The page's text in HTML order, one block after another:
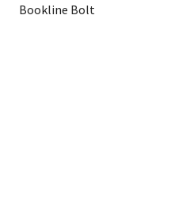
Bookline Bolt